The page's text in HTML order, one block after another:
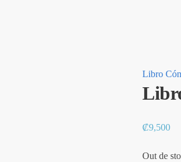
Libro
₡9,500
Out de